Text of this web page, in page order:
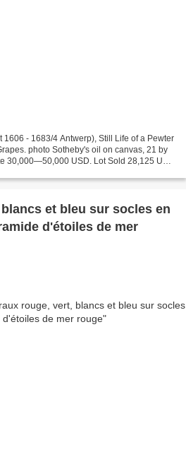
- 1683/4 Antwerp), Still Life of a Pewter
photo Sotheby's oil on canvas, 21 by
30,000—50,000 USD. Lot Sold 28,125 USD
et bleu sur socles en
d'étoiles de mer